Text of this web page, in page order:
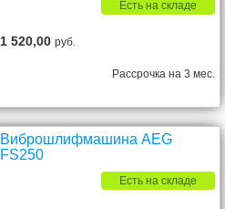
Есть на складе
1 520,00руб.
Рассрочка на 3 мес.
Виброшлифмашина AEG
FS250
Есть на складе